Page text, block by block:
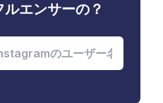
エンサーの？